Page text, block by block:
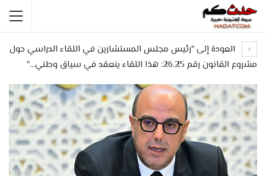
العودة إلى "رئيس مجلس المستشارين في اللقاء الدراسي حول
مشروع القانون رقم 26.25: هذا اللقاء ينعقد في سياق وطني…"